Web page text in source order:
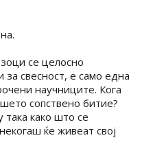
се целосно
свесност, е само една
научниците. Кога
сопствено битие?
така како што се
ќе живеат свој